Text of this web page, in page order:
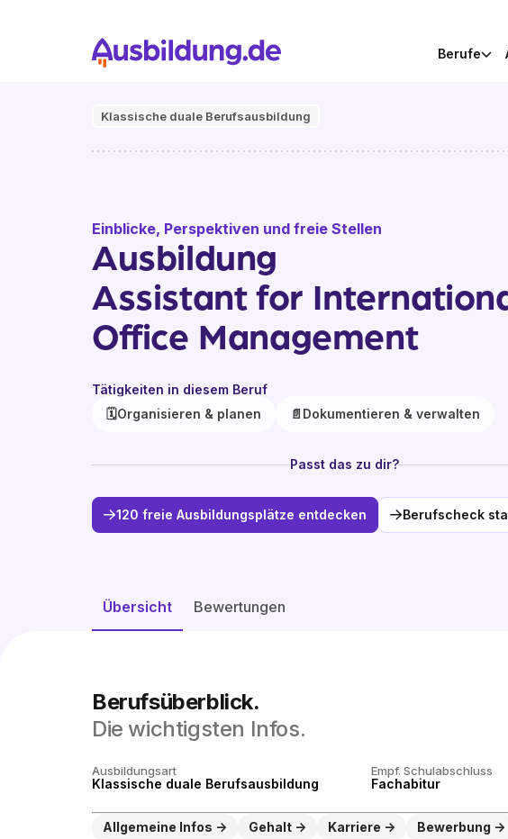
Berufe
Klassische duale Berufsausbildung
Einblicke, Perspektiven und freie Stellen
Ausbildung
Assistant for
Office Management
Tätigkeiten in diesem Beruf
🗓️Organisieren & planen 📄 Dokumentieren & verwalten
Passt das zu dir?
120 freie Ausbildungsplätze entdecken Berufscheck
Übersicht Bewertungen
Berufsüberblick.
Die wichtigsten Infos.
Ausbildungsart
Klassische duale Berufsausbildung
Empf. Schulabschluss
Fachabitur
Allgemeine Infos Gehalt Karriere Bewerbung